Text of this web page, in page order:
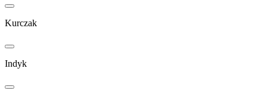
Kurczak
Indyk